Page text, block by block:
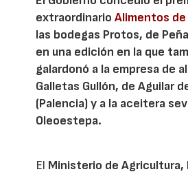
extraordinarioAlimentos
las bodegas Protos, de
en una edición en la que
galardonó a la empresa de
Galletas Gullón, de Aguilar
(Palencia) y a la aceitera
Oleoestepa.
El Ministerio de Agricultura,